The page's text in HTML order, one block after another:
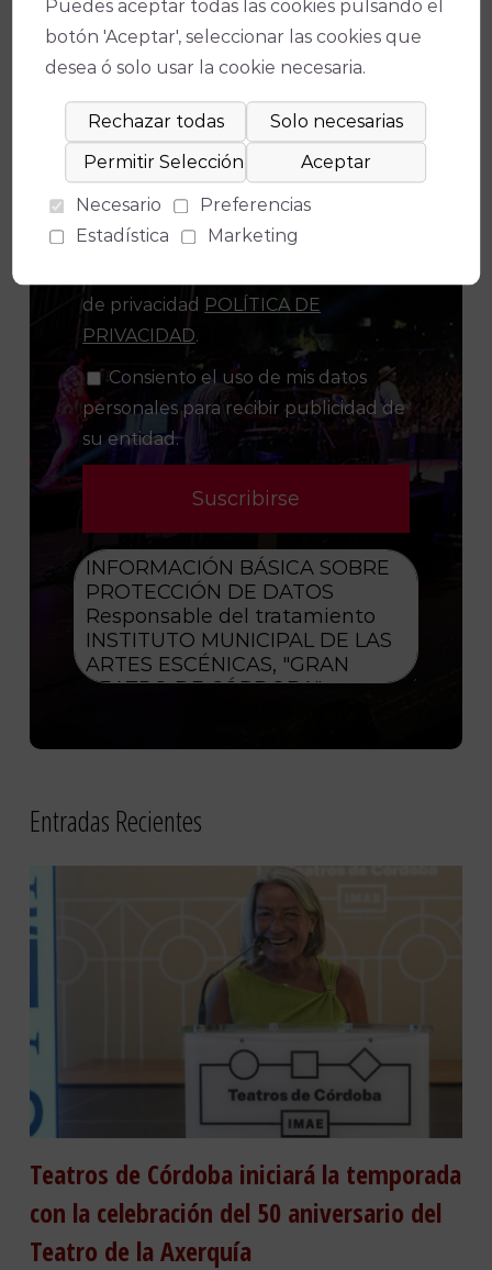
Suscríbete a nuestro boletín para
últimos espectáculos.
Consiento el uso de mis datos
de privacidad POLÍTICA DE
PRIVACIDAD.
Consiento el uso de mis datos
personales para recibir publicidad de
su entidad.
Entradas Recientes
Teatros de Córdoba iniciará la temporada
con la celebración del 50 aniversario del
Teatro de la Axerquía
Puedes aceptar todas las cookies pulsando el
botón 'Aceptar', seleccionar las cookies que
desea ó solo usar la cookie necesaria.
Necesario
Preferencias
Estadística
Marketing